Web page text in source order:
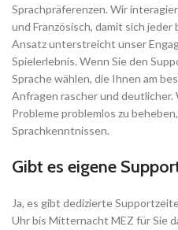
Sprachpräferenzen. Wir
und Französisch, damit sich
Ansatz unterstreicht unser
Spielerlebnis. Wenn Sie den
Sprache wählen, die Ihnen am
Anfragen rascher und deutlicher.
Probleme problemlos zu
Sprachkenntnissen.
Gibt es eigene
Ja, es gibt dedizierte
Uhr bis Mitternacht MEZ für Sie